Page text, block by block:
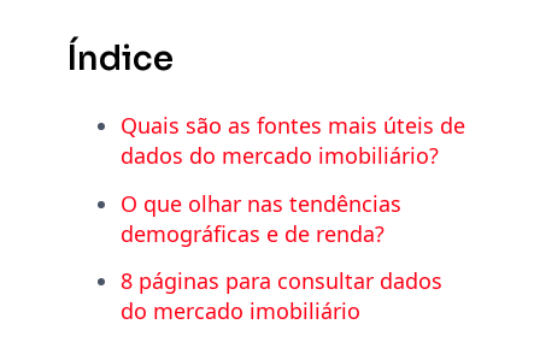
Índice
Quais são as fontes mais úteis de
dados do mercado imobiliário?
O que olhar nas tendências
demográficas e de renda?
8 páginas para consultar dados
do mercado imobiliário